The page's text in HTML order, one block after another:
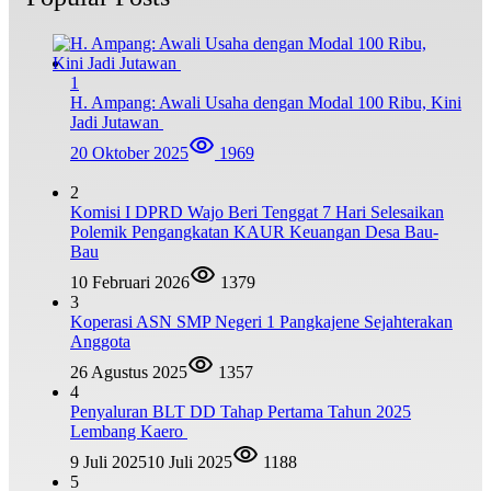
1
H. Ampang: Awali Usaha dengan Modal 100 Ribu, Kini
Jadi Jutawan
20 Oktober 2025
1969
2
Komisi I DPRD Wajo Beri Tenggat 7 Hari Selesaikan
Polemik Pengangkatan KAUR Keuangan Desa Bau-
Bau
10 Februari 2026
1379
3
Koperasi ASN SMP Negeri 1 Pangkajene Sejahterakan
Anggota
26 Agustus 2025
1357
4
Penyaluran BLT DD Tahap Pertama Tahun 2025
Lembang Kaero
9 Juli 202510 Juli 2025
1188
5